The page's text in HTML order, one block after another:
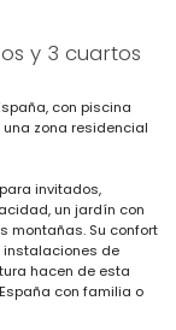
y 3 cuartos
con piscina
zona residencial
invitados,
un jardín con
montañas. Su confort
instalaciones de
hacen de esta
con familia o